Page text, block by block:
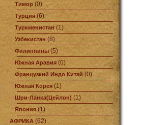
Тимор (0)
Турция (6)
Туркменистан (1)
Узбекистан (8)
Филиппины (5)
Южная Аравия (0)
Французкий Индо Китай (0)
Южная Корея (1)
Шри-Ланка(Цейлон) (1)
Япония (1)
АФРИКА (62)